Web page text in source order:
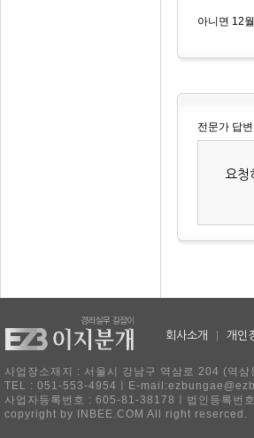
아니면 12
전문가 답변
요청
회사소개 개인
사업장소재지 : 서울시 강남구 역삼로 204 (역
TEL : 051-553-4954ㅣE-
사업자등록번호 : 605-81-38178ㅣ법인등록번
copyright by INBEE.COM All right reserced.